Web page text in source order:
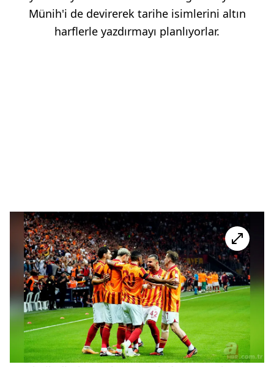
Münih'i de devirerek tarihe isimlerini altın
harflerle yazdırmayı planlıyorlar.